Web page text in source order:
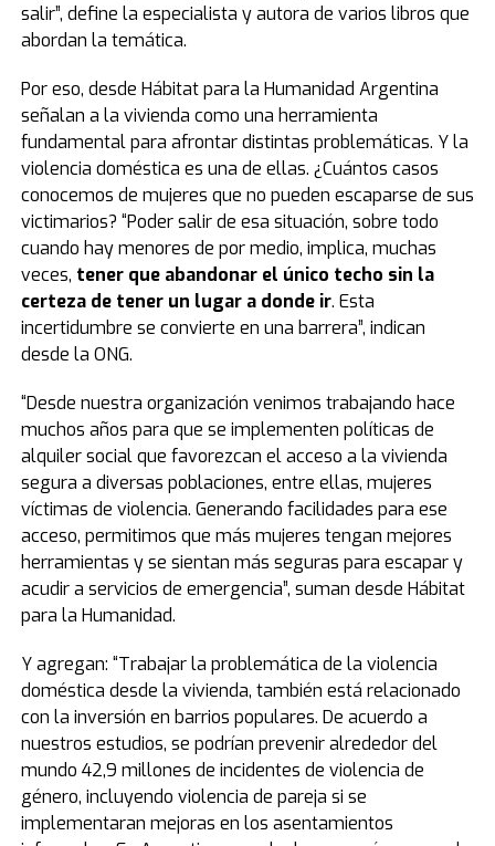
salir”, define la especialista y autora de varios libros que
abordan la temática.
Por eso, desde Hábitat para la Humanidad Argentina
señalan a la vivienda como una herramienta
fundamental para afrontar distintas problemáticas. Y la
violencia doméstica es una de ellas. ¿Cuántos casos
conocemos de mujeres que no pueden escaparse de sus
victimarios? “Poder salir de esa situación, sobre todo
cuando hay menores de por medio, implica, muchas
veces, tener que abandonar el único techo sin la
certeza de tener un lugar a donde ir. Esta
incertidumbre se convierte en una barrera”, indican
desde la ONG.
“Desde nuestra organización venimos trabajando hace
muchos años para que se implementen políticas de
alquiler social que favorezcan el acceso a la vivienda
segura a diversas poblaciones, entre ellas, mujeres
víctimas de violencia. Generando facilidades para ese
acceso, permitimos que más mujeres tengan mejores
herramientas y se sientan más seguras para escapar y
acudir a servicios de emergencia”, suman desde Hábitat
para la Humanidad.
Y agregan: “Trabajar la problemática de la violencia
doméstica desde la vivienda, también está relacionado
con la inversión en barrios populares. De acuerdo a
nuestros estudios, se podrían prevenir alrededor del
mundo 42,9 millones de incidentes de violencia de
género, incluyendo violencia de pareja si se
implementaran mejoras en los asentamientos